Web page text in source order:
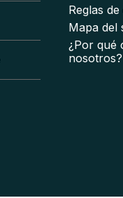
Reglas
Mapa del
¿Por qué
nosotros?